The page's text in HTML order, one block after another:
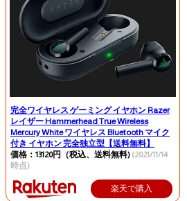
完全ワイヤレス ゲーミング イヤホン Razer
レイザー Hammerhead True Wireless
Mercury White ワイヤレス Bluetooth マイク
付き イヤホン 完全独立型【送料無料】
価格：13120円（税込、送料無料) (2021/11/14
時点)
楽天で購入